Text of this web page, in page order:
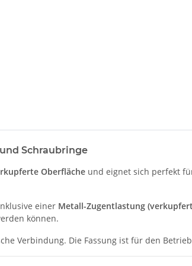
Schraubringe
Oberfläche und eignet sich perfekt
einer Metall-Zugentlastung
können.
Verbindung. Die Fassung ist für den